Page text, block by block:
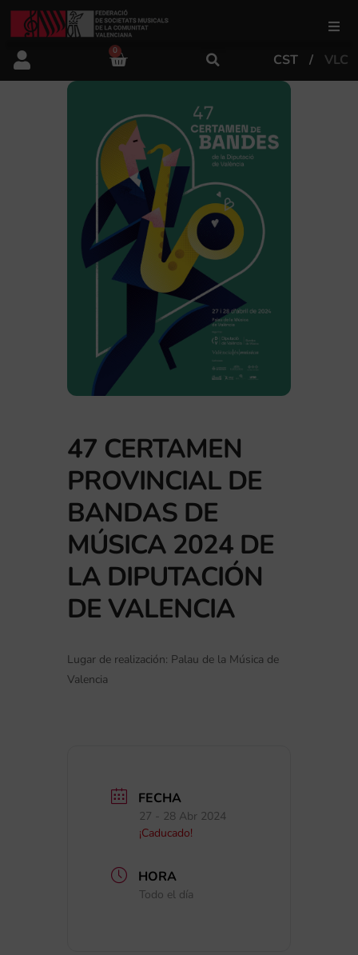
FSMCV
Áreas de gestión
Área educativa
Área artística
0
CST VLC
47 CERTAMEN
PROVINCIAL DE
BANDAS DE
MÚSICA 2024 DE
LA DIPUTACIÓN
DE VALENCIA
Lugar de realización: Palau de la Música de
Valencia
FECHA
27 - 28 Abr 2024
¡Caducado!
HORA
Todo el día